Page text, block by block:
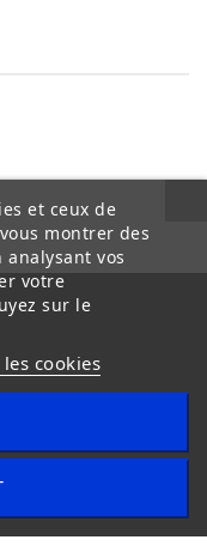
Vente
et ceux de
montrer des
vos
votre
sur le
cookies